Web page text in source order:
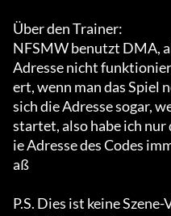
Über den Trainer:
NFSMW benutzt DMA,
Adresse nicht
ert, wenn man das Spiel
sich die Adresse sogar,
startet, also habe ich nur
ie Adresse des Codes
aß
P.S. Dies ist keine